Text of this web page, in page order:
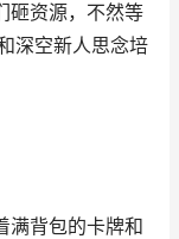
砸资源，不然等
深空新人思念培
满背包的卡牌和